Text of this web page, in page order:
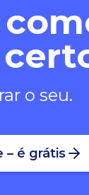
o seu.
– é grátis